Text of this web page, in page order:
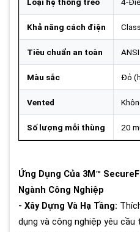
Khả năng cách điện
Tiêu chuẩn an toàn
Màu sắc Đỏ
Vented
Số lượng mỗi thùng 20
Ứng Dụng Của 3M™
Ngành Công Nghiệp
- Xây Dựng Và Hạ Tầng:
dụng và công nghiệp yêu